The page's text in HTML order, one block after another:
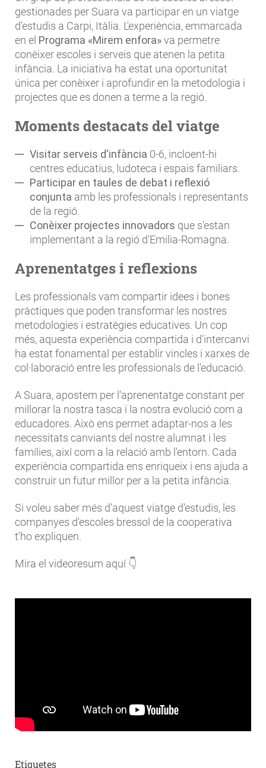
gestionades per Suara va participar en un viatge
d'estudis a Carpi, Itàlia. L'experiència, emmarcada
en el Programa «Mirem enfora»va permetre
conèixer escoles i serveis que atenen la petita
infància. La iniciativa ha estat una oportunitat
única per conèixer i aprofundir en la metodologia i
projectes que es donen a terme a la regió.
Moments destacats del viatge
Visitar serveis d'infància 0-6, incloent-hi
centres educatius, ludoteca i espais familiars.
Participar en taules de debat i reflexió
conjunta amb les professionals i representants
de la regió.
Conèixer projectes innovadors que s'estan
implementant a la regió d'Emilia-Romagna.
Aprenentatges i reflexions
Les professionals vam compartir idees i bones
pràctiques que poden transformar les nostres
metodologies i estratègies educatives. Un cop
més, aquesta experiència compartida i d'intercanvi
ha estat fonamental per establir vincles i xarxes de
col·laboració entre les professionals de l'educació.
A Suara, apostem per l'aprenentatge constant per
millorar la nostra tasca i la nostra evolució com a
educadores. Això ens permet adaptar-nos a les
necessitats canviants del nostre alumnat i les
famílies, així com a la relació amb l'entorn. Cada
experiència compartida ens enriqueix i ens ajuda a
construir un futur millor per a la petita infància.
Si voleu saber més d'aquest viatge d'estudis, les
companyes d'escoles bressol de la cooperativa
t'ho expliquen.
Mira el videoresum aquí 👇
Etiquetes